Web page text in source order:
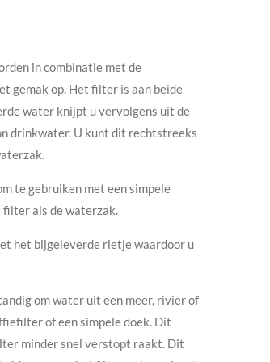
in combinatie met de
gemak op. Het filter is aan beide
water knijpt u vervolgens uit de
drinkwater. U kunt dit rechtstreeks
te gebruiken met een simpele
filter als de waterzak.
het bijgeleverde rietje waardoor u
om water uit een meer, rivier of
of een simpele doek. Dit
minder snel verstopt raakt. Dit